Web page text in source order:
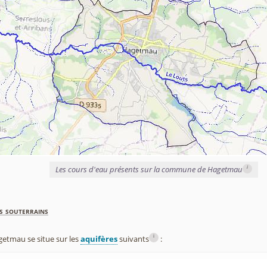
Les cours d'eau présents sur la commune de Hagetmau i
souterrains
se situe sur lesaquifèressuivants i :